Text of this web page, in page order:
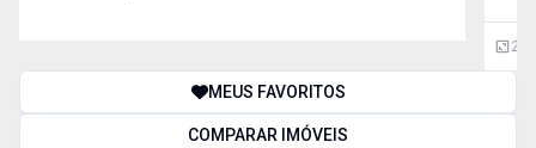
236
MEUS FAVORITOS
COMPARAR IMÓVEIS